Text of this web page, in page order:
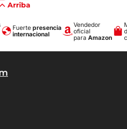
Arriba
Fuerte presencia
internacional
Vendedor
oficial
para Amazon